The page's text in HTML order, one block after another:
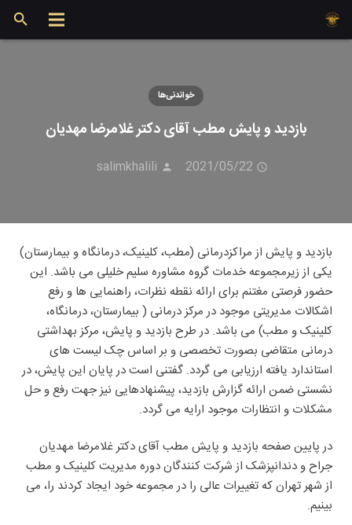
بازدید و پایش مطب آقای دکتر غلامرضا مهدیان
2021/05/22
salimkhalili
خواندنی‌ها
بازدید و پایش از مراکزدرمانی (مطب، کلینیک، درمانگاه و بیمارستان)
یکی از زیرمجموعه خدمات گروه مشاوره سلیم خلیلی می باشد. این
حضور فرصتی مغتنم برای ارائه نقطه نظرات، راهنمایی ها و رفع
اشکالات مدیریتی موجود در مرکز درمانی ( بیمارستان، درمانگاه،
کلینیک و مطب) می باشد. در طرح بازدید و پایش، مرکز بهداشتی
درمانی متقاضی بصورت تخصصی و بر اساس چک لیست های
استاندارد یافته ارزیابی می گردد. گفتنی است در پایان این پایش، در
نشستی ضمن ارائه گزارش بازدید، پیشنهادهایی نیز جهت رفع و حل
مشکلات و انتظارات موجود ارایه می گردد.
در پایین صفحه بازدید و پایش مطب آقای دکتر غلامرضا مهدیان
جراح و دندانپزشک از شرکت کنندگان دوره مدیریت کلینیک و مطب
از شهر تهران که تغییرات عالی را در مجموعه خود ایجاد کردند را، می
بینیم.